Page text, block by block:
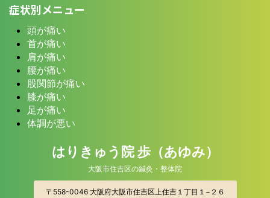
症状別メニュー
頭が痛い
首が痛い
肩が痛い
腰が痛い
股関節が痛い
膝が痛い
足が痛い
体調が悪い
はりきゅう院 歩（あゆみ）
大阪市住吉区の鍼灸・整体院
〒558-0046 大阪府大阪市住吉区上住吉１丁目１−２６